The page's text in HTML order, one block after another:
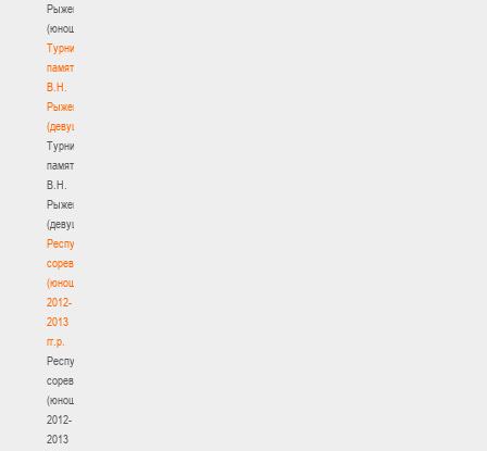
Рыженкова
(юноши)
Турнир
памяти
В.Н.
Рыженкова
(девушки)
Турнир
памяти
В.Н.
Рыженкова
(девушки)
Республиканские
соревнования
(юноши)
2012-
2013
гг.р.
Республиканские
соревнования
(юноши)
2012-
2013